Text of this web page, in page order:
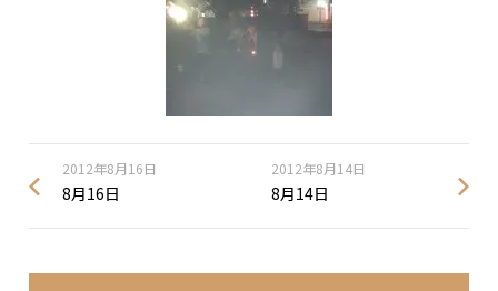
2012年8月16日
8月16日
2012年8月14日
8月14日